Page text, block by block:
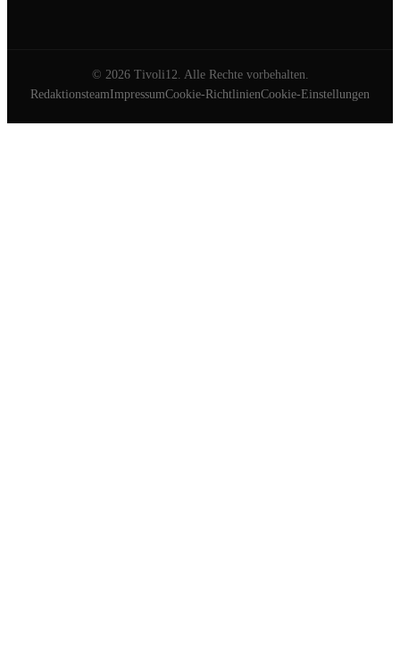
© 2026Tivoli12. Alle Rechte vorbehalten.
RedaktionsteamImpressumCookie-RichtlinienCookie-Einstellungen